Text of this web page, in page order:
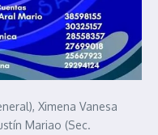
Ximena Vanesa
Mariao (Sec.